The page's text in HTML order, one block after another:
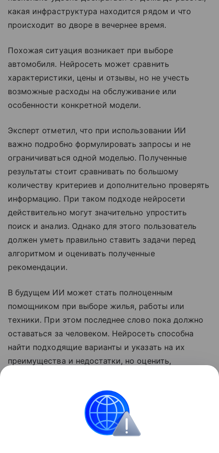
какая инфраструктура находится рядом и что
происходит во дворе в вечернее время.
Похожая ситуация возникает при выборе
автомобиля. Нейросеть может сравнить
характеристики, цены и отзывы, но не учесть
возможные расходы на обслуживание или
особенности конкретной модели.
Эксперт отметил, что при использовании ИИ
важно подробно формулировать запросы и не
ограничиваться одной моделью. Полученные
результаты стоит сравнивать по большому
количеству критериев и дополнительно проверять
информацию. При таком подходе нейросети
действительно могут значительно упростить
поиск и анализ. Однако для этого пользователь
должен уметь правильно ставить задачи перед
алгоритмом и оценивать полученные
рекомендации.
В будущем ИИ может стать полноценным
помощником при выборе жилья, работы или
техники. При этом последнее слово пока должно
оставаться за человеком. Нейросеть способна
найти подходящие варианты и указать на их
преимущества и недостатки, но оценить,
реальной жизни, может только сам пользователь.
Искусственный интеллект